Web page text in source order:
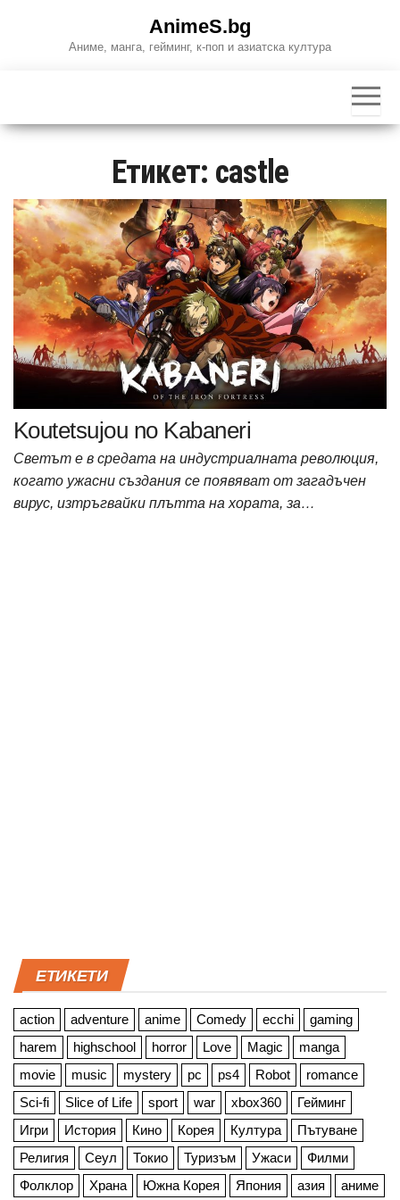
AnimeS.bg
Аниме, манга, гейминг, к-поп и азиатска култура
Етикет: castle
Koutetsujou no Kabaneri
Светът е в средата на индустриалната революция,
когато ужасни създания се появяват от загадъчен
вирус, изтръгвайки плътта на хората, за…
ЕТИКЕТИ
action adventure anime Comedy ecchi
gaming
harem
highschool horror Love Magic
manga
movie
music mystery pc ps4 Robot
romance
Sci-fi
Slice of Life sport war xbox360
Гейминг
Игри
История Кино Корея Култура
Пътуване
Религия
Сеул Токио Туризъм Ужаси
Филми
Фолклор
Храна Южна Корея Япония азия аниме